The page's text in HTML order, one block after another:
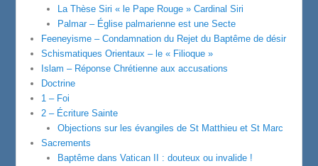
La Thèse Siri « le Pape Rouge » Cardinal Siri
Palmar – Église palmarienne est une Secte
Feeneyisme – Condamnation du Rejet du Baptême de désir
Schismatiques Orientaux – le « Filioque »
Islam – Réponse Chrétienne aux accusations
Doctrine
1 – Foi
2 – Écriture Sainte
Objections sur les évangiles de St Matthieu et St Marc
Sacrements
Baptême dans Vatican II : douteux ou invalide !